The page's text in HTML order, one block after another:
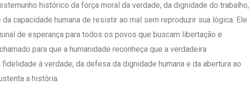
histórico da força moral da verdade, da dignidade do trabalho,
capacidade humana de resistir ao mal sem reproduzir sua lógica. Ele
de esperança para todos os povos que buscam libertação e
para que a humanidade reconheça que a verdadeira
à verdade, da defesa da dignidade humana e da abertura ao
a história.